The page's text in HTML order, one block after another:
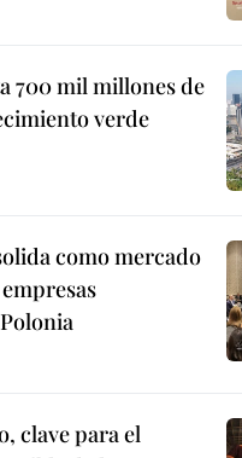
700 mil millones de
verde
como mercado
clave para el